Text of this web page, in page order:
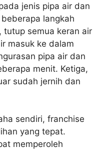
jenis pipa air dan
langkah
semua keran air
masuk ke dalam
pipa air dan
menit. Ketiga,
sudah jernih dan
sendiri, franchise
yang tepat.
memperoleh